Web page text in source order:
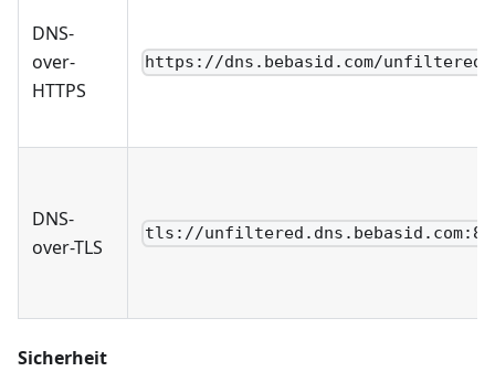
DNS-
over-
HTTPS
https://dns.bebasid.com/unfiltered
DNS-
over-TLS
tls://
Sicherheit